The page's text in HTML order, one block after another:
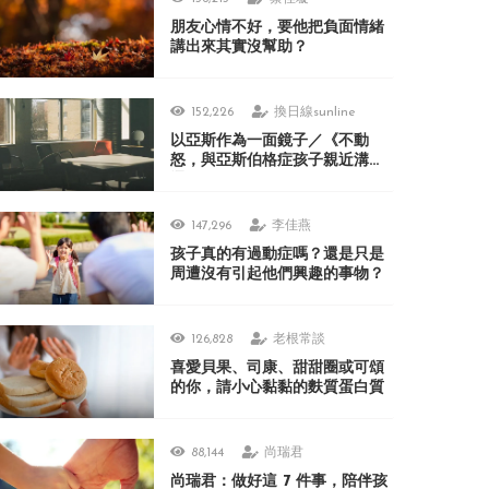
朋友心情不好，要他把負面情緒
講出來其實沒幫助？
152,226 換日線sunline
以亞斯作為一面鏡子／《不動
怒，與亞斯伯格症孩子親近溝
147,296 李佳燕
孩子真的有過動症嗎？還是只是
周遭沒有引起他們興趣的事物？
126,828 老根常談
喜愛貝果、司康、甜甜圈或可頌
的你，請小心黏黏的麩質蛋白質
88,144 尚瑞君
尚瑞君：做好這 7 件事，陪伴孩